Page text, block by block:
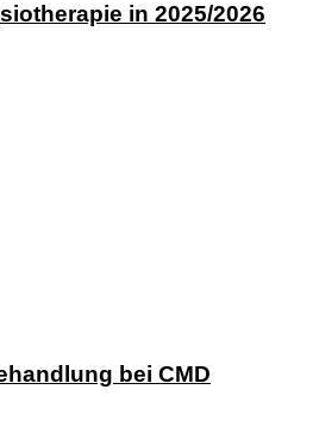
in 2025/2026
bei CMD